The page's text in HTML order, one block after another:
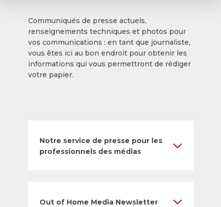
Communiqués de presse actuels,
renseignements techniques et photos pour
vos communications : en tant que journaliste,
vous êtes ici au bon endroit pour obtenir les
informations qui vous permettront de rédiger
votre papier.
Notre service de presse pour les
professionnels des médias
Out of Home Media Newsletter